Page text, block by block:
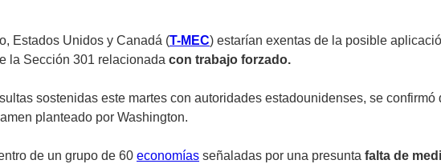
Estados Unidos y Canadá (T-MEC) estarían exentas de la posible
la Sección 301 relacionada con trabajo forzado.
sostenidas este martes con autoridades estadounidenses, se
planteado por Washington.
de un grupo de 60 economías señaladas por una presunta falta de